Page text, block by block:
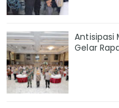
Antisipasi
Gelar